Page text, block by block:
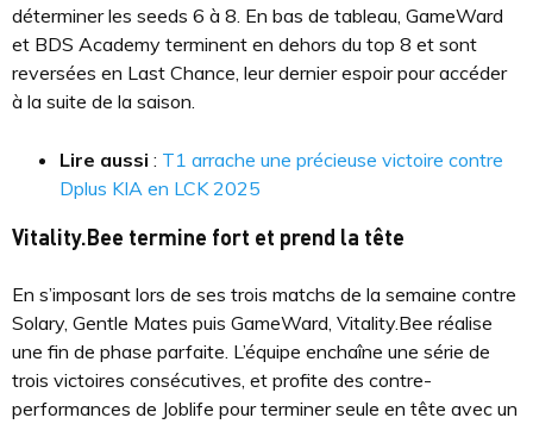
déterminer les seeds 6 à 8. En bas de tableau, GameWard
et BDS Academy terminent en dehors du top 8 et sont
reversées en Last Chance, leur dernier espoir pour accéder
à la suite de la saison.
Lire aussi : T1 arrache une précieuse victoire contre
Dplus KIA en LCK 2025
Vitality.Bee termine fort et prend la tête
En s’imposant lors de ses trois matchs de la semaine contre
Solary, Gentle Mates puis GameWard, Vitality.Bee réalise
une fin de phase parfaite. L’équipe enchaîne une série de
trois victoires consécutives, et profite des contre-
performances de Joblife pour terminer seule en tête avec un